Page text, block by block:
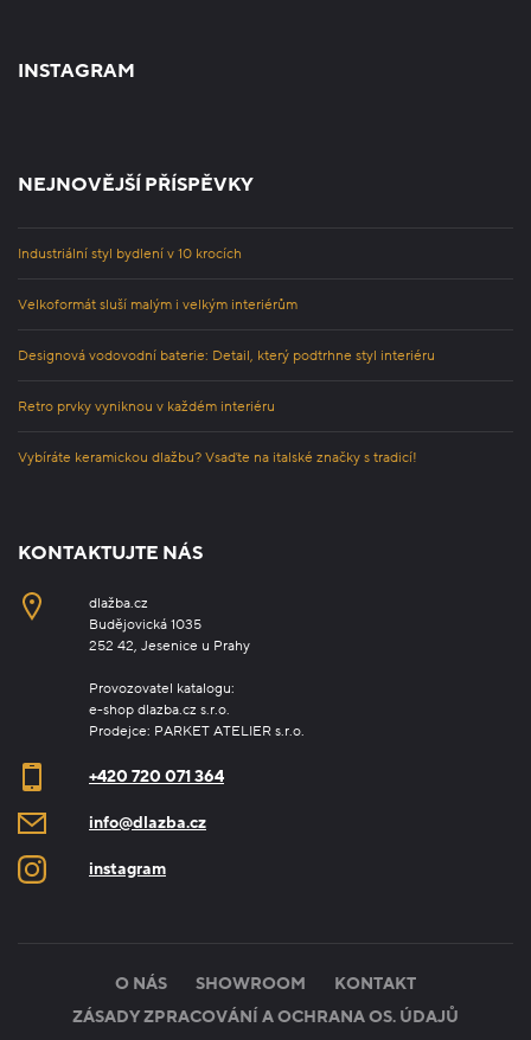
INSTAGRAM
NEJNOVĚJŠÍ PŘÍSPĚVKY
Industriální styl bydlení v 10 krocích
Velkoformát sluší malým i velkým interiérům
Designová vodovodní baterie: Detail, který podtrhne styl interiéru
Retro prvky vyniknou v každém interiéru
Vybíráte keramickou dlažbu? Vsaďte na italské značky s tradicí!
KONTAKTUJTE NÁS
dlažba.cz
Budějovická 1035
252 42, Jesenice u Prahy
Provozovatel katalogu:
e-shop dlazba.cz s.r.o.
Prodejce: PARKET ATELIER s.r.o.
+420 720 071 364
info@dlazba.cz
instagram
O NÁS SHOWROOM
KONTAKT
ZÁSADY ZPRACOVÁNÍ A OCHRANA OS. ÚDAJŮ